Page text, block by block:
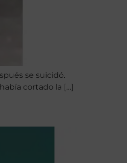
se suicidó.
cortado la […]